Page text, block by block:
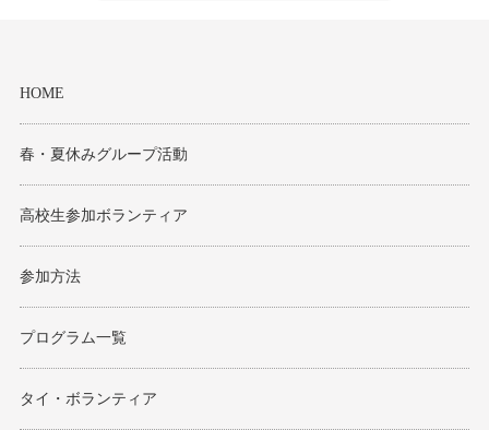
HOME
春・夏休みグループ活動
高校生参加ボランティア
参加方法
プログラム一覧
タイ・ボランティア